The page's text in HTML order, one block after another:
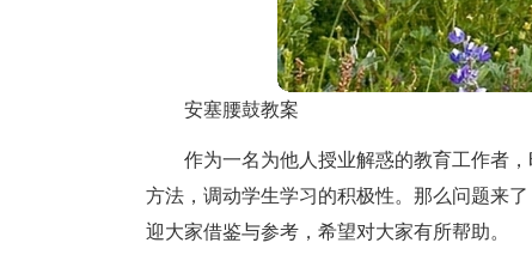
安塞腰鼓教案
作为一名为他人授业解惑的教育工作者
方法，调动学生学习的积极性。那么问题来
迎大家借鉴与参考，希望对大家有所帮助。